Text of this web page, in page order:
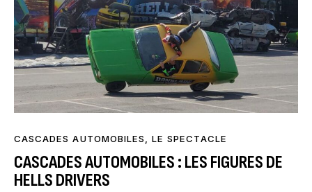
CASCADES AUTOMOBILES ,LE SPECTACLE
CASCADES AUTOMOBILES : LES FIGURES DE
HELLS DRIVERS